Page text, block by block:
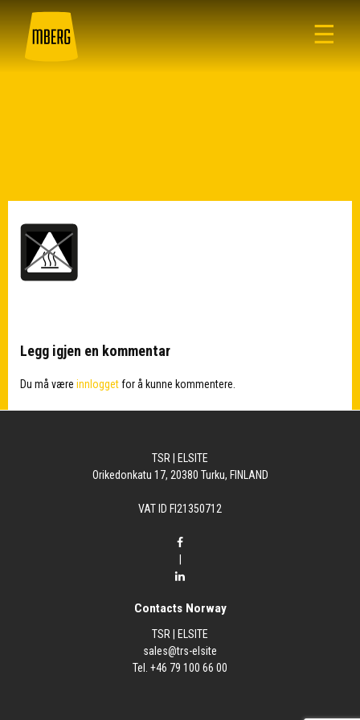
☰
Legg igjen en kommentar
Du må være innloggetfor å kunne kommentere.
TSR | ELSITE
Orikedonkatu 17, 20380 Turku, FINLAND
VAT ID FI21350712
Contacts Norway
TSR | ELSITE
sales@trs-elsite
Tel. +46 79 100 66 00